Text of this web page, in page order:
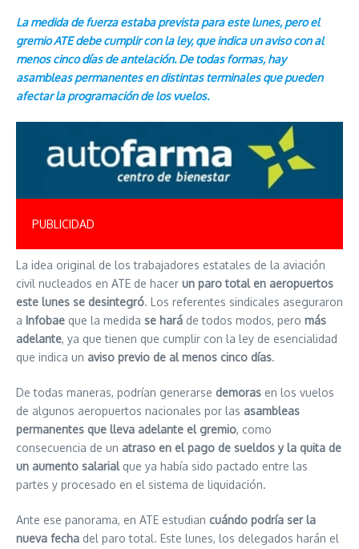
La medida de fuerza estaba prevista para este lunes, pero el
gremio ATE debe cumplir con la ley, que indica un aviso con al
menos cinco días de antelación. De todas formas, hay
asambleas permanentes en distintas terminales que pueden
afectar la programación de los vuelos.
PUBLICIDAD
La idea original de los trabajadores estatales de la aviación
civil nucleados en ATE de hacer un paro total en aeropuertos
este lunes se desintegró. Los referentes sindicales aseguraron
a Infobae que la medida se hará de todos modos, pero más
adelante, ya que tienen que cumplir con la ley de esencialidad
que indica un aviso previo de al menos cinco días.
De todas maneras, podrían generarse demoras en los vuelos
de algunos aeropuertos nacionales por las asambleas
permanentes que lleva adelante el gremio, como
consecuencia de un atraso en el pago de sueldos y la quita de
un aumento salarialque ya había sido pactado entre las
partes y procesado en el sistema de liquidación.
Ante ese panorama, en ATE estudian cuándo podría ser la
nueva fecha del paro total. Este lunes, los delegados harán el